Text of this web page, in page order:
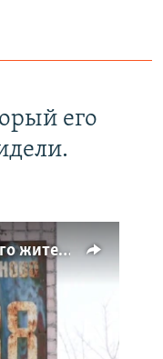
его
Как живет город, который его жители никогда не видели. Неизвестная Россия
available